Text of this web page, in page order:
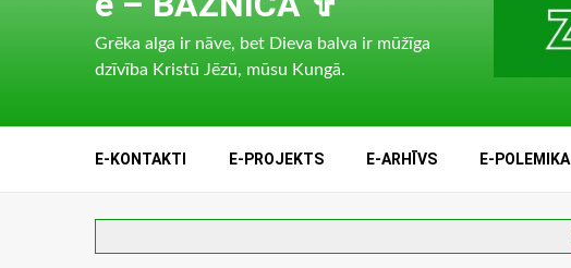
Grēka alga ir nāve, bet Dieva balva ir mūžīga
dzīvība Kristū Jēzū, mūsu Kungā.
E-KONTAKTI E-PROJEKTS E-ARHĪVS E-POLEMIKA